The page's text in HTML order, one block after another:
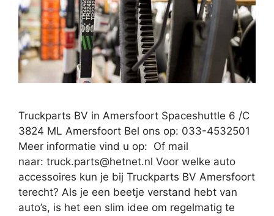
Truckparts BV in Amersfoort Spaceshuttle 6 /C
3824 ML Amersfoort Bel ons op: 033-4532501
Meer informatie vind u op: Of mail
naar: truck.parts@hetnet.nl Voor welke auto
accessoires kun je bij Truckparts BV Amersfoort
terecht? Als je een beetje verstand hebt van
auto’s, is het een slim idee om regelmatig te